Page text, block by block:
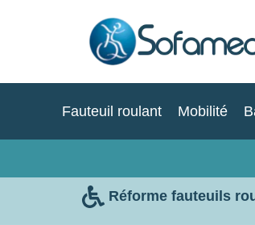
Fauteuil roulant Mobilité
Réforme fauteuils